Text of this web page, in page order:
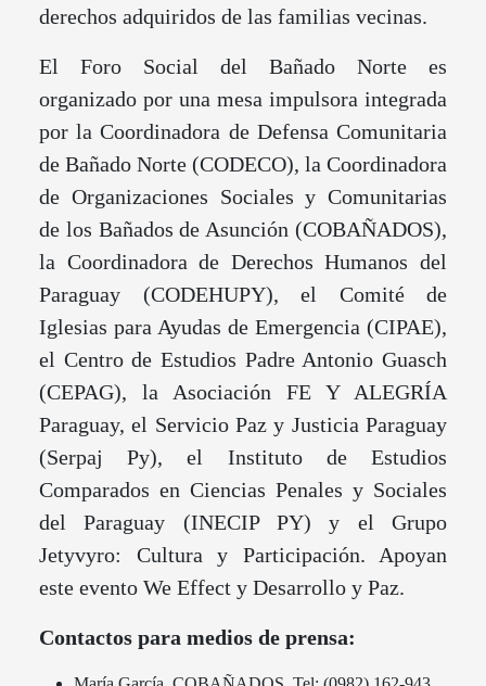
derechos adquiridos de las familias vecinas.
El Foro Social del Bañado Norte es
organizado por una mesa impulsora integrada
por la Coordinadora de Defensa Comunitaria
de Bañado Norte (CODECO), la Coordinadora
de Organizaciones Sociales y Comunitarias
de los Bañados de Asunción (COBAÑADOS),
la Coordinadora de Derechos Humanos del
Paraguay (CODEHUPY), el Comité de
Iglesias para Ayudas de Emergencia (CIPAE),
el Centro de Estudios Padre Antonio Guasch
(CEPAG), la Asociación FE Y ALEGRÍA
Paraguay, el Servicio Paz y Justicia Paraguay
(Serpaj Py), el Instituto de Estudios
Comparados en Ciencias Penales y Sociales
del Paraguay (INECIP PY) y el Grupo
Jetyvyro: Cultura y Participación. Apoyan
este evento We Effect y Desarrollo y Paz.
Contactos para medios de prensa: